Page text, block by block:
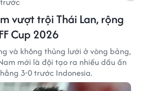
vượt trội Thái Lan, rộng
Cup 2026
và không thủng lưới ở vòng bảng,
mới là đội tạo ra nhiều dấu ấn
3-0 trước Indonesia.